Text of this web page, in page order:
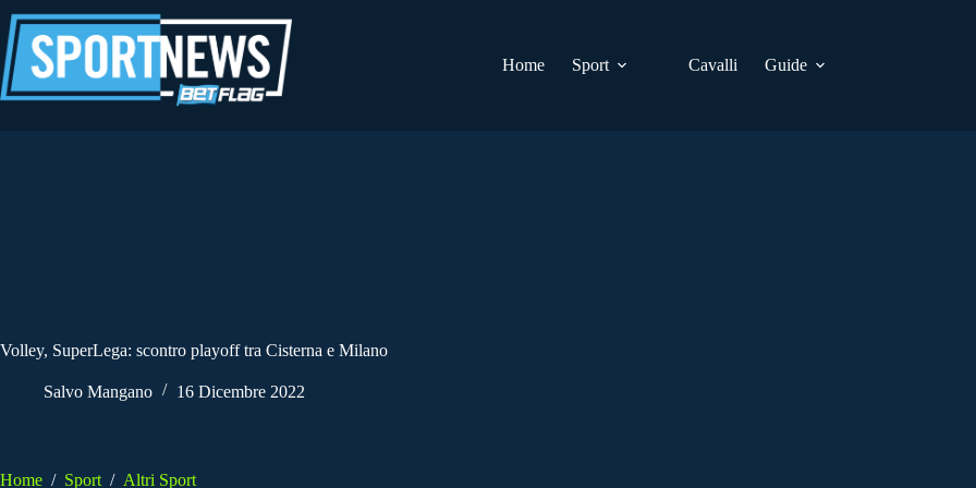
al
contenuto
Home
Sport Cavalli Guide
Volley, SuperLega: scontro playoff tra Cisterna e Milano
Salvo Mangano 16 Dicembre 2022
Home / Sport / Altri Sport